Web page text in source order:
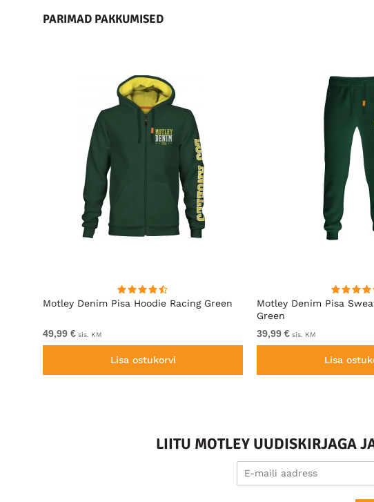
PARIMAD PAKKUMISED
Motley Denim Pisa Hoodie Racing Green
49,99 € sis. KM
Lisa ostukorvi
Motley Denim Pisa
Green
39,99 € sis. KM
Lisa
LIITU MOTLEY UUDISKIRJAGA